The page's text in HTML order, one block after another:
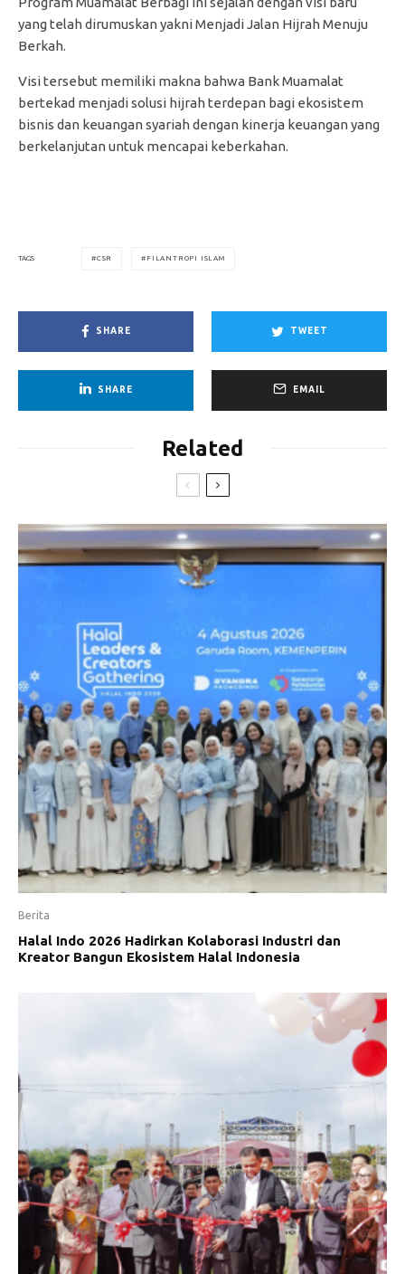
yang telah dirumuskan yakni Menjadi Jalan Hijrah Menuju
Berkah.
Visi tersebut memiliki makna bahwa Bank Muamalat
bertekad menjadi solusi hijrah terdepan bagi ekosistem
bisnis dan keuangan syariah dengan kinerja keuangan yang
berkelanjutan untuk mencapai keberkahan.
TAGS CSR FILANTROPI ISLAM
SHARE TWEET
SHARE EMAIL
Related
Berita
Halal Indo 2026 Hadirkan Kolaborasi Industri dan
Kreator Bangun Ekosistem Halal Indonesia